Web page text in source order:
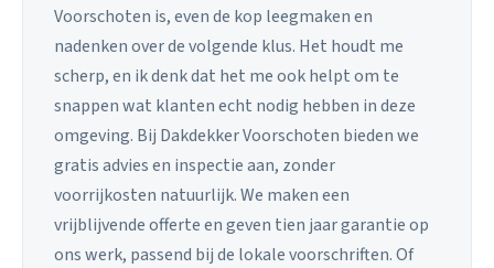
Voorschoten is, even de kop leegmaken en
nadenken over de volgende klus. Het houdt me
scherp, en ik denk dat het me ook helpt om te
snappen wat klanten echt nodig hebben in deze
omgeving. Bij Dakdekker Voorschoten bieden we
gratis advies en inspectie aan, zonder
voorrijkosten natuurlijk. We maken een
vrijblijvende offerte en geven tien jaar garantie op
ons werk, passend bij de lokale voorschriften. Of